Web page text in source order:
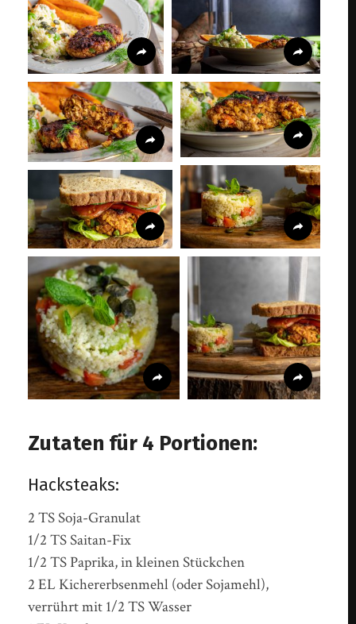
Zutaten für 4 Portionen:
Hacksteaks:
2 TS Soja-Granulat
1/2 TS Saitan-Fix
1/2 TS Paprika, in kleinen Stückchen
2 EL Kichererbsenmehl (oder Sojamehl),
verrührt mit 1/2 TS Wasser